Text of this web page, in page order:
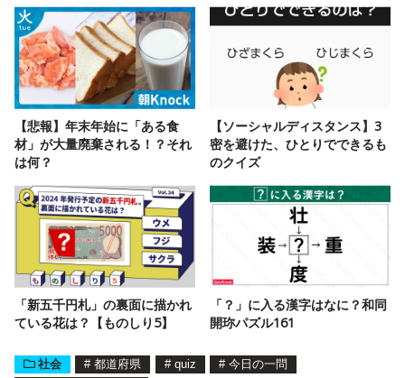
【悲報】年末年始に「ある食
材」が大量廃棄される！？それ
は何？
【ソーシャルディスタンス】3
密を避けた、ひとりでできるも
のクイズ
「新五千円札」の裏面に描かれ
ている花は？【ものしり5】
「？」に入る漢字はなに？和同
開珎パズル161
社会 # 都道府県 # quiz # 今日の一問